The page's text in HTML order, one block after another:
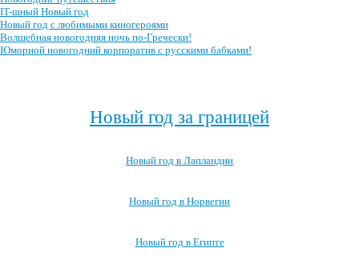
IT-шный Новый год
Новый год с любимыми киногероями
Волшебная новогодняя ночь по-Гречески!
Юморной новогодний корпоратив с русскими бабками!
Новый год за границей
Новый год в Лапландии
Новый год в Норвегии
Новый год в Египте